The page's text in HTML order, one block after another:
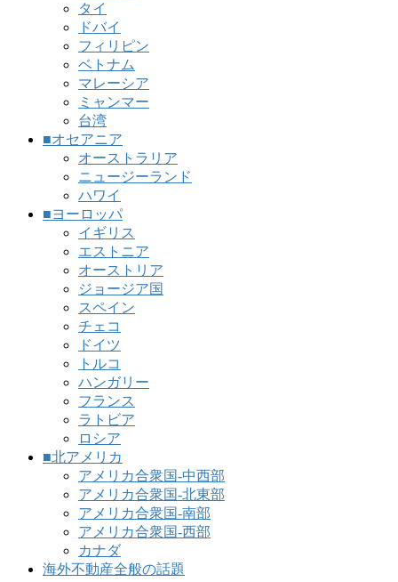
タイ
ドバイ
フィリピン
ベトナム
マレーシア
ミャンマー
台湾
■オセアニア
オーストラリア
ニュージーランド
ハワイ
■ヨーロッパ
イギリス
エストニア
オーストリア
ジョージア国
スペイン
チェコ
ドイツ
トルコ
ハンガリー
フランス
ラトビア
ロシア
■北アメリカ
アメリカ合衆国-中西部
アメリカ合衆国-北東部
アメリカ合衆国-南部
アメリカ合衆国-西部
カナダ
海外不動産全般の話題